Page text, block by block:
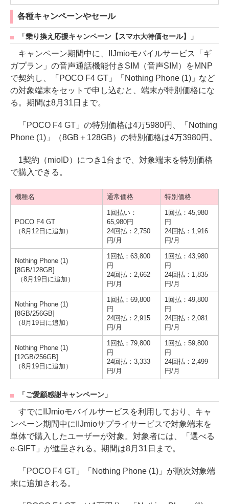
各種キャンペーンやセール
「乗り換え応援キャンペーン【スマホ大特価セール】」
キャンペーン期間中に、IIJmioモバイルサービス「ギ
ガプラン」の音声通話機能付きSIM（音声SIM）をMNP
で契約し、「POCO F4 GT」「Nothing Phone (1)」など
の対象端末をセットで申し込むと、端末が特別価格にな
る。期間は8月31日まで。
「POCO F4 GT」の特別価格は4万5980円、「Nothing
Phone (1)」（8GB＋128GB）の特別価格は4万3980円。
1契約（mioID）につき1台まで、対象端末を特別価格
で購入できる。
機種名 通常価格 特別価格
POCO F4 GT
（8月12日に追加）
1回払い：
65,980円
24回払：2,750
円/月
1回払：45,980
円
24回払：1,916
円/月
Nothing Phone (1)
[8GB/128GB]
（8月19日に追加）
1回払：63,800
円
24回払：2,662
円/月
1回払：43,980
円
24回払：1,835
円/月
Nothing Phone (1)
[8GB/256GB]
（8月19日に追加）
1回払：69,800
円
24回払：2,915
円/月
1回払：49,800
円
24回払：2,081
円/月
Nothing Phone (1)
[12GB/256GB]
（8月19日に追加）
1回払：79,800
円
24回払：3,333
円/月
1回払：59,800
円
24回払：2,499
円/月
「ご愛顧感謝キャンペーン」
すでにIIJmioモバイルサービスを利用しており、キャ
ンペーン期間中にIIJmioサプライサービスで対象端末を
単体で購入したユーザーが対象。対象者には、「選べる
e-GIFT」が進呈される。期間は8月31日まで。
「POCO F4 GT」「Nothing Phone (1)」が順次対象端
末に追加される。